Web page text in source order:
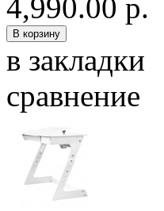
4,990.00 р.
в закладки
сравнение